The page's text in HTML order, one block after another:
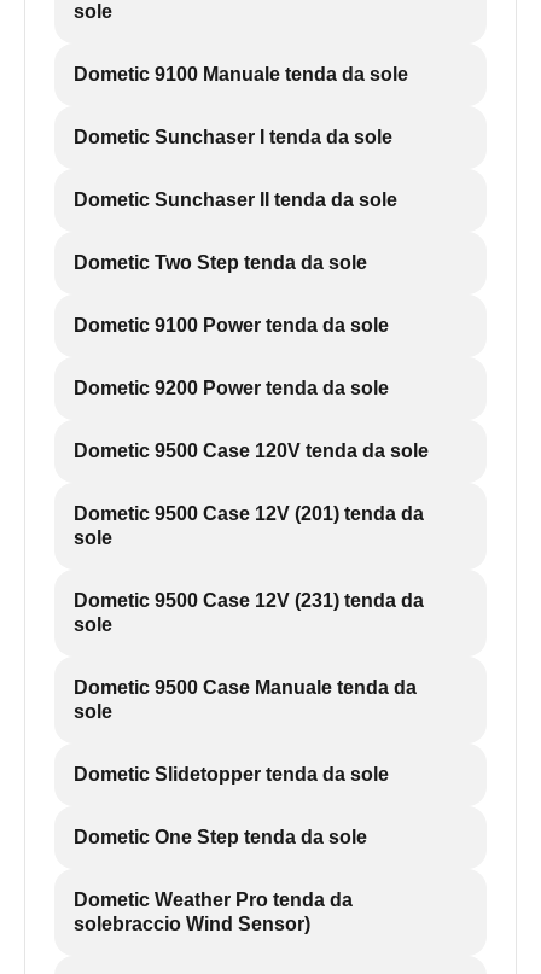
sole
Dometic 9100 Manuale tenda da sole
Dometic Sunchaser I tenda da sole
Dometic Sunchaser II tenda da sole
Dometic Two Step tenda da sole
Dometic 9100 Power tenda da sole
Dometic 9200 Power tenda da sole
Dometic 9500 Case 120V tenda da sole
Dometic 9500 Case 12V (201) tenda da
sole
Dometic 9500 Case 12V (231) tenda da
sole
Dometic 9500 Case Manuale tenda da
sole
Dometic Slidetopper tenda da sole
Dometic One Step tenda da sole
Dometic Weather Pro tenda da
solebraccio Wind Sensor)